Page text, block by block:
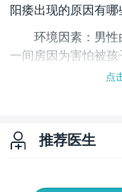
阳痿出现的原因有
环境因素：男
一间房因为害怕被
射精等这样时间一
不协调总是如此未来
点
推荐医生